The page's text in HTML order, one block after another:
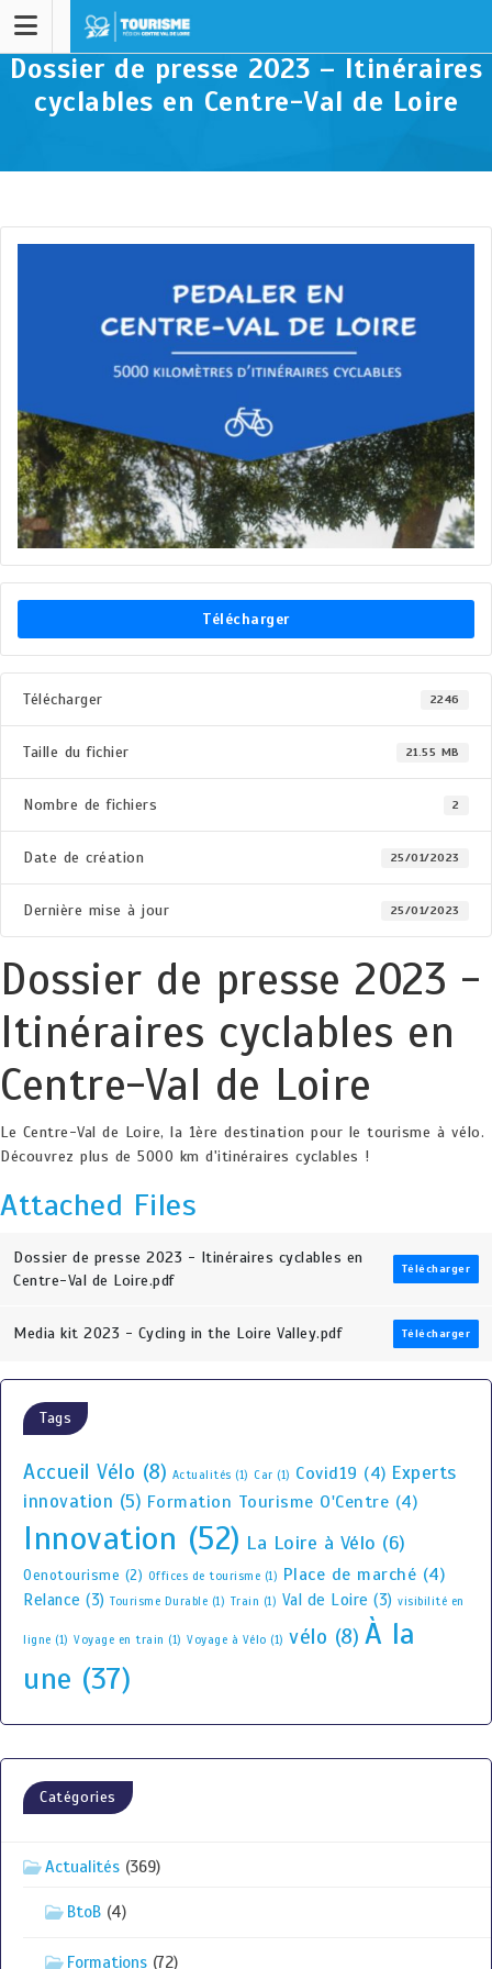
Dossier de presse 2023 – Itinéraires
cyclables en Centre-Val de Loire
Télécharger
Télécharger 2246
Taille du fichier 21.55 MB
Nombre de fichiers 2
Date de création 25/01/2023
Dernière mise à jour 25/01/2023
Dossier de presse 2023 -
Itinéraires cyclables en
Centre-Val de Loire
Le Centre-Val de Loire, la 1ère destination pour le tourisme à vélo.
Découvrez plus de 5000 km d'itinéraires cyclables !
Attached Files
Dossier de presse 2023 - Itinéraires cyclables en
Centre-Val de Loire.pdf
Télécharger
Media kit 2023 - Cycling in the Loire Valley.pdf Télécharger
Tags
Accueil Vélo (8) Actualités (1) Car (1) Covid19 (4) Experts
innovation (5) Formation Tourisme O'Centre (4)
Innovation (52) La Loire à Vélo (6)
Oenotourisme (2) Offices de tourisme (1) Place de marché (4)
Relance (3) Tourisme Durable (1) Train (1) Val de Loire (3) visibilité en
ligne (1) Voyage en train (1) Voyage à Vélo (1) vélo (8) À la
une (37)
Catégories
Actualités (369)
BtoB (4)
Formations (72)